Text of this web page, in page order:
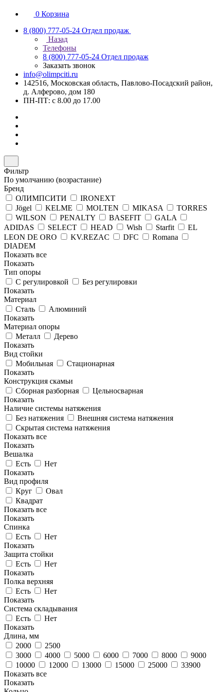
0 Корзина
8 (800) 777-05-24 Отдел продаж
Назад
Телефоны
8 (800) 777-05-24 Отдел продаж
Заказать звонок
info@olimpciti.ru
142516, Московская область, Павлово-Посадский район,
д. Алферово, дом 180
ПН-ПТ: с 8.00 до 17.00
Фильтр
По умолчанию (возрастание)
Бренд
ОЛИМПСИТИ
IRONEXT
Jögel
KELME MOLTEN MIKASA
TORRES
WILSON
PENALTY BASEFIT
GALA
ADIDAS
SELECT HEAD Wish Starfit
EL
LEON DE ORO
KV.REZAC DFC
Romana
DIADEM
Показать все
Показать
Тип опоры
С регулировкой
Без регулировки
Показать
Материал
Сталь
Алюминий
Показать
Материал опоры
Металл
Дерево
Показать
Вид стойки
Мобильная
Стационарная
Показать
Конструкция скамьи
Сборная разборная
Цельносварная
Показать
Наличие системы натяжения
Без натяжения
Внешняя система натяжения
Скрытая система натяжения
Показать все
Показать
Вешалка
Есть
Нет
Показать
Вид профиля
Круг
Овал
Квадрат
Показать все
Показать
Спинка
Есть
Нет
Показать
Защита стойки
Есть
Нет
Показать
Полка верхняя
Есть
Нет
Показать
Система складывания
Есть
Нет
Показать
Длина, мм
2000
2500
3000
4000 5000 6000 7000 8000
9000
10000
12000 13000 15000 25000
33900
Показать все
Показать